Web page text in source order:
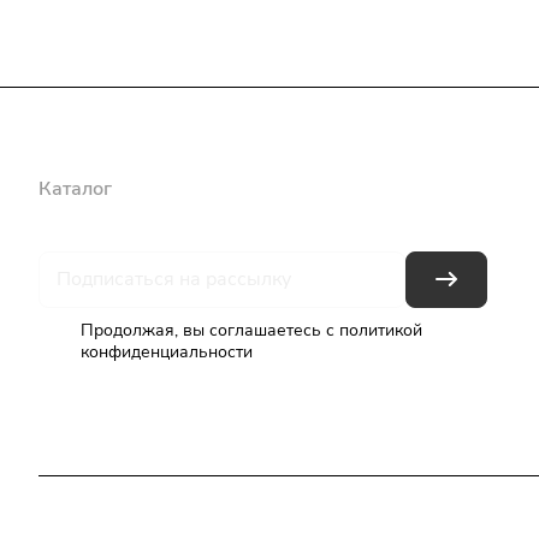
Каталог
Продолжая, вы соглашаетесь с политикой
конфиденциальности